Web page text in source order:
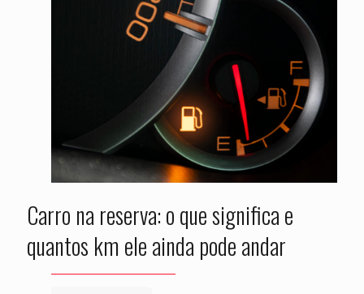
Carro na reserva: o que significa e
quantos km ele ainda pode andar